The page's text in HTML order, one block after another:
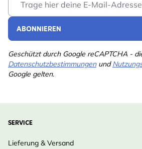
ABONNIEREN
Geschützt durch Google reCAPTCHA -
Datenschutzbestimmungenund
Google gelten.
SERVICE
Lieferung & Versand